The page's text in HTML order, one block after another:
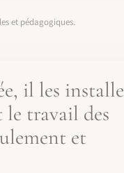
et pédagogiques.
il les installe
le travail des
et